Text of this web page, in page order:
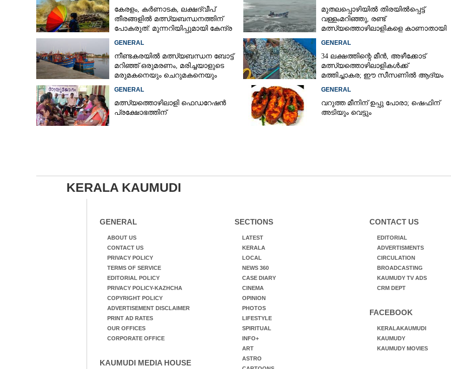
കേരളം, കർണാടക, ലക്ഷദ്വീപ്
തീരങ്ങളിൽ മത്സ്യബന്ധനത്തിന്
പോകരുത്: മുന്നറിയിപ്പുമായി കേന്ദ്ര
മുതലപ്പൊഴിയിൽ തിരയിൽപ്പെട്ട്
വള്ളംമറിഞ്ഞു,​ രണ്ട്
മത്സ്യത്തൊഴിലാളികളെ കാണാതായി
GENERAL
നീണ്ടകരയിൽ മത്സ്യബന്ധന ബോട്ട്
മറിഞ്ഞ്​ ഒരുമരണം,​ മരിച്ചയാളുടെ
മരുമകനെയും ചെറുമകനെയും
GENERAL
34 ലക്ഷത്തിന്റെ മീൻ, അഴീക്കോട്
മത്സ്യത്തൊഴിലാളികൾക്ക്
മത്തിച്ചാകര; ഈ സീസണിൽ ആദ്യം
GENERAL
മത്സ്യത്തൊഴിലാളി ഫെഡറേഷൻ
പ്രക്ഷോഭത്തിന്
GENERAL
വറുത്ത മീനിന് ഉപ്പു പോരാ; ഷെഫിന്
അടിയും വെട്ടും
KERALA KAUMUDI
GENERAL
ABOUT US
CONTACT US
PRIVACY POLICY
TERMS OF SERVICE
EDITORIAL POLICY
PRIVACY POLICY-KAZHCHA
COPYRIGHT POLICY
ADVERTISEMENT DISCLAIMER
PRINT AD RATES
OUR OFFICES
CORPORATE OFFICE
KAUMUDI MEDIA HOUSE
SECTIONS
LATEST
KERALA
LOCAL
NEWS 360
CASE DIARY
CINEMA
OPINION
PHOTOS
LIFESTYLE
SPIRITUAL
INFO+
ART
ASTRO
CONTACT US
EDITORIAL
ADVERTISMENTS
CIRCULATION
BROADCASTING
KAUMUDY TV ADS
CRM DEPT
FACEBOOK
KERALAKAUMUDI
KAUMUDY
KAUMUDY MOVIES